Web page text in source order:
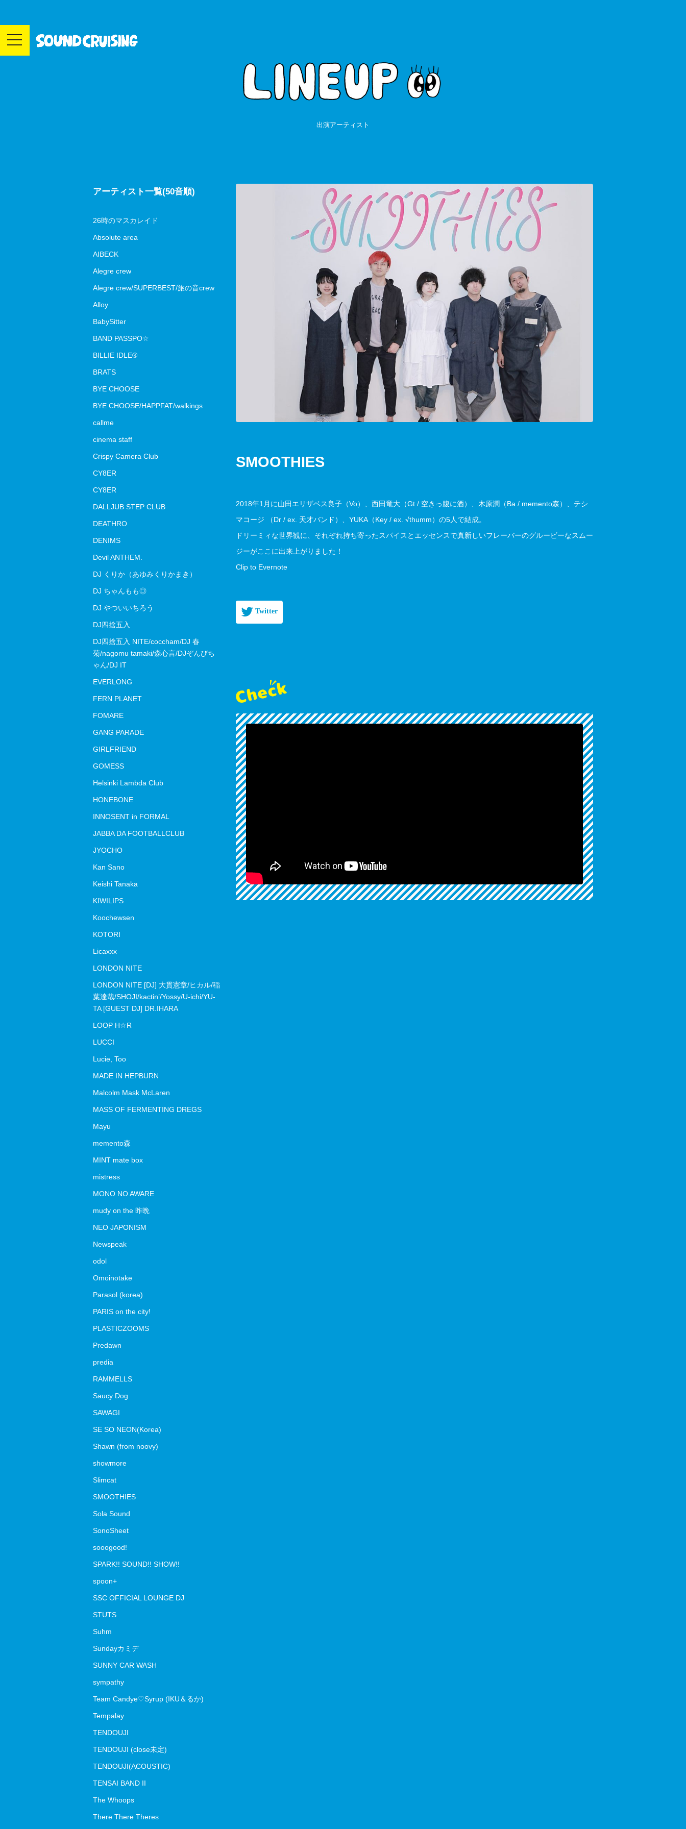
toggle
navigation
出演アーティスト
アーティスト一覧(50音順)
26時のマスカレイド
Absolute area
AIBECK
Alegre crew
Alegre crew/SUPERBEST/旅の音crew
Alloy
BabySitter
BAND PASSPO☆
BILLIE IDLE®
BRATS
BYE CHOOSE
BYE CHOOSE/HAPPFAT/walkings
callme
cinema staff
Crispy Camera Club
CY8ER
CY8ER
DALLJUB STEP CLUB
DEATHRO
DENIMS
Devil ANTHEM.
DJ くりか（あゆみくりかまき）
DJ ちゃんもも◎
DJ やついいちろう
DJ四捨五入
DJ四捨五入 NITE/coccham/DJ 春
菊/nagomu tamaki/森心言/DJぞんびち
ゃん/DJ IT
EVERLONG
FERN PLANET
FOMARE
GANG PARADE
GIRLFRIEND
GOMESS
Helsinki Lambda Club
HONEBONE
INNOSENT in FORMAL
JABBA DA FOOTBALLCLUB
JYOCHO
Kan Sano
Keishi Tanaka
KIWILIPS
Koochewsen
KOTORI
Licaxxx
LONDON NITE
LONDON NITE [DJ] 大貫憲章/ヒカル/稲
葉達哉/SHOJI/kactin’/Yossy/U-ichi/YU-
TA [GUEST DJ] DR.IHARA
LOOP H☆R
LUCCI
Lucie, Too
MADE IN HEPBURN
Malcolm Mask McLaren
MASS OF FERMENTING DREGS
Mayu
memento森
MINT mate box
mistress
MONO NO AWARE
mudy on the 昨晩
NEO JAPONISM
Newspeak
odol
Omoinotake
Parasol (korea)
PARIS on the city!
PLASTICZOOMS
Predawn
predia
RAMMELLS
Saucy Dog
SAWAGI
SE SO NEON(Korea)
Shawn (from noovy)
showmore
Slimcat
SMOOTHIES
Sola Sound
SonoSheet
sooogood!
SPARK!! SOUND!! SHOW!!
spoon+
SSC OFFICIAL LOUNGE DJ
STUTS
Suhm
Sundayカミデ
SUNNY CAR WASH
sympathy
Team Candye♡Syrup (IKU＆るか)
Tempalay
TENDOUJI
TENDOUJI (close未定)
TENDOUJI(ACOUSTIC)
TENSAI BAND II
The Whoops
There There Theres
SMOOTHIES
2018年1月に山田エリザベス良子（Vo）、西田竜大（Gt / 空きっ腹に酒）、木原潤（Ba / memento森）、テシ
マコージ （Dr / ex. 天才バンド）、YUKA（Key / ex. √thumm）の5人で結成。
ドリーミィな世界観に、それぞれ持ち寄ったスパイスとエッセンスで真新しいフレーバーのグルービーなスムー
ジーがここに出来上がりました！
Clip to Evernote
Twitter